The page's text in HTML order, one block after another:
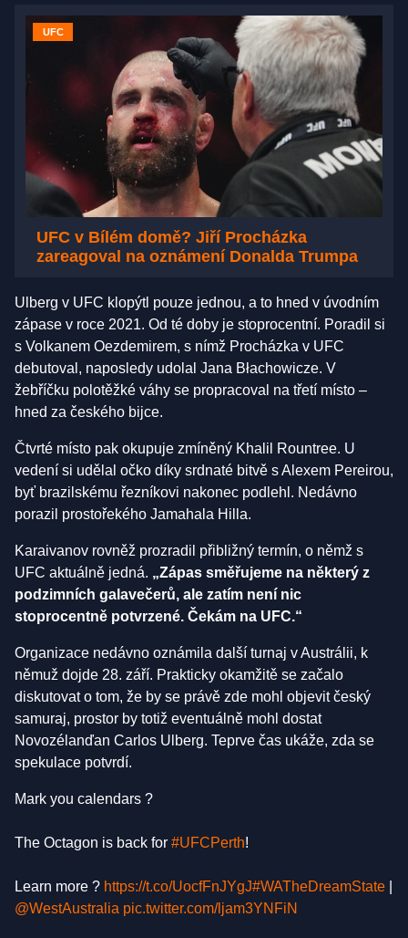
UFC
UFC v Bílém domě? Jiří Procházka
zareagoval na oznámení Donalda Trumpa
Ulberg v UFC klopýtl pouze jednou, a to hned v úvodním
zápase v roce 2021. Od té doby je stoprocentní. Poradil si
s Volkanem Oezdemirem, s nímž Procházka v UFC
debutoval, naposledy udolal Jana Błachowicze. V
žebříčku polotěžké váhy se propracoval na třetí místo –
hned za českého bijce.
Čtvrté místo pak okupuje zmíněný Khalil Rountree. U
vedení si udělal očko díky srdnaté bitvě s Alexem Pereirou,
byť brazilskému řezníkovi nakonec podlehl. Nedávno
porazil prostořekého Jamahala Hilla.
Karaivanov rovněž prozradil přibližný termín, o němž s
UFC aktuálně jedná. „Zápas směřujeme na některý z
podzimních galavečerů, ale zatím není nic
stoprocentně potvrzené. Čekám na UFC.“
Organizace nedávno oznámila další turnaj v Austrálii, k
němuž dojde 28. září. Prakticky okamžitě se začalo
diskutovat o tom, že by se právě zde mohl objevit český
samuraj, prostor by totiž eventuálně mohl dostat
Novozélanďan Carlos Ulberg. Teprve čas ukáže, zda se
spekulace potvrdí.
Mark you calendars ?
The Octagon is back for #UFCPerth!
Learn more ? https://t.co/UocfFnJYgJ#WATheDreamState
@WestAustralia pic.twitter.com/ljam3YNFiN